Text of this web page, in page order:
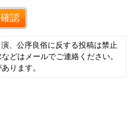
、公序良俗に反する投稿は禁止
どはメールでご連絡ください。
ります。